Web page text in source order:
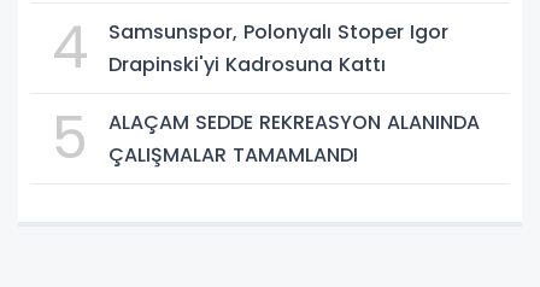
4
Samsunspor, Polonyalı Stoper Igor
Drapinski'yi Kadrosuna Kattı
5
ALAÇAM SEDDE REKREASYON ALANINDA
ÇALIŞMALAR TAMAMLANDI